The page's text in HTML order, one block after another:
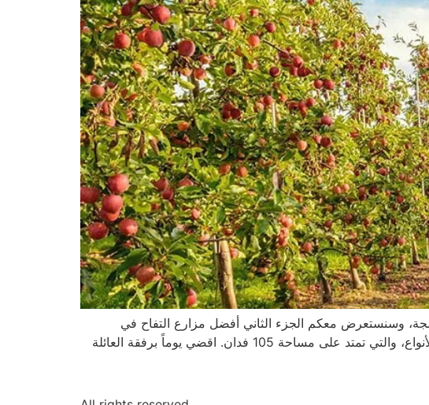
وسنستعرض معكم الجزء الثاني أفضل مزارع التفاح في
شيكاغو. 5- Jonamac Orchard يضم حقل “جوناماك اورشارد” أكثر من 20 ألف شجرة تفاح من مختلف الأنواع، والتي تمتد على مساحة 105 فدان. اقضي يوماً برفقة العائلة